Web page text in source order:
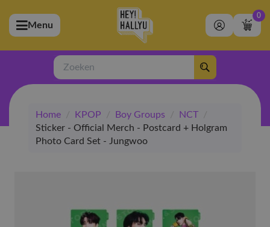
(Artiesten)
(Merchandise)
(Exclusive)
(Winkel)
Menu
0
Zoeken
Home / KPOP / Boy Groups / NCT
/
Sticker - Official Merch - Postcard + Holgram
Photo Card Set - Jungwoo